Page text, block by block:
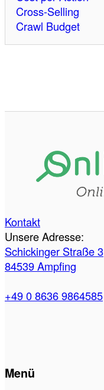
Cross-Selling
Crawl Budget
Kontakt
Unsere Adresse:
Schickinger Straße 3
84539 Ampfing
+49 0 8636 9864585
Menü